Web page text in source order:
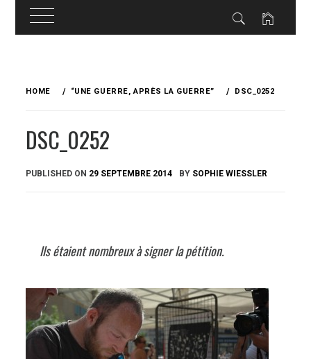
HOME “UNE GUERRE, APRÈS LA GUERRE” DSC_0252
DSC_0252
PUBLISHED ON 29 SEPTEMBRE 2014 BY SOPHIE WIESSLER
Ils étaient nombreux à signer la pétition.